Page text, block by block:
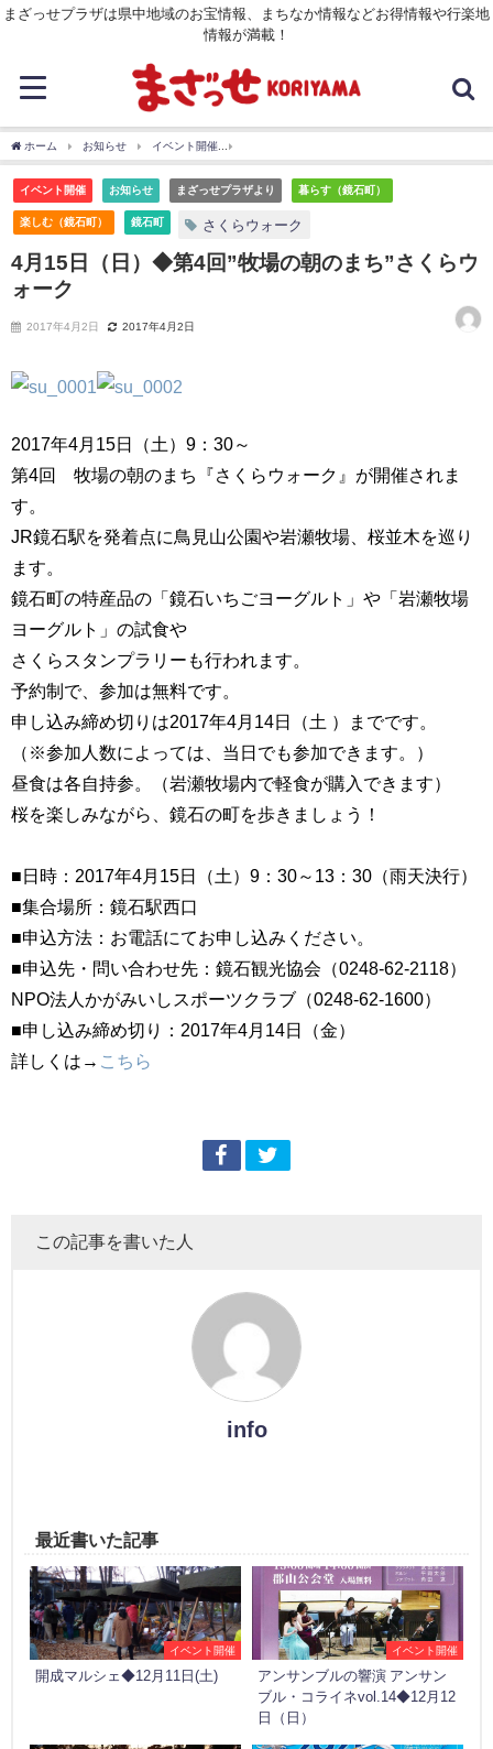
まざっせプラザは県中地域のお宝情報、まちなか情報などお得情報や行楽地
情報が満載！
ホーム お知らせ イベント開催
イベント開催 お知らせ まざっせプラザより 暮らす（鏡石町）
楽しむ（鏡石町） 鏡石町 さくらウォーク
4月15日（日）◆第4回”牧場の朝のまち”さくらウ
ォーク
2017年4月2日 2017年4月2日
2017年4月15日（土）9：30～
第4回 牧場の朝のまち『さくらウォーク』が開催されま
す。
JR鏡石駅を発着点に鳥見山公園や岩瀬牧場、桜並木を巡り
ます。
鏡石町の特産品の「鏡石いちごヨーグルト」や「岩瀬牧場
ヨーグルト」の試食や
さくらスタンプラリーも行われます。
予約制で、参加は無料です。
申し込み締め切りは2017年4月14日（土 ）までです。
（※参加人数によっては、当日でも参加できます。）
昼食は各自持参。（岩瀬牧場内で軽食が購入できます）
桜を楽しみながら、鏡石の町を歩きましょう！
■日時：2017年4月15日（土）9：30～13：30（雨天決行）
■集合場所：鏡石駅西口
■申込方法：お電話にてお申し込みください。
■申込先・問い合わせ先：鏡石観光協会（0248-62-2118）
NPO法人かがみいしスポーツクラブ（0248-62-1600）
■申し込み締め切り：2017年4月14日（金）
詳しくは→ こちら
この記事を書いた人
info
最近書いた記事
イベント開催
開成マルシェ◆12月11日(土)
イベント開催
アンサンブルの響演 アンサン
ブル・コライネvol.14◆12月12
日（日）